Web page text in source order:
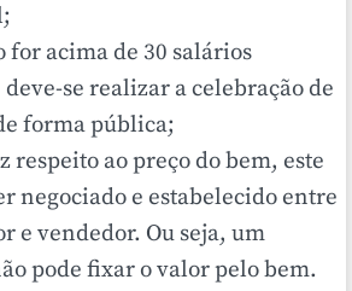
for acima de 30 salários
se realizar a celebração de
forma pública;
respeito ao preço do bem, este
negociado e estabelecido entre
e vendedor. Ou seja, um
pode fixar o valor pelo bem.